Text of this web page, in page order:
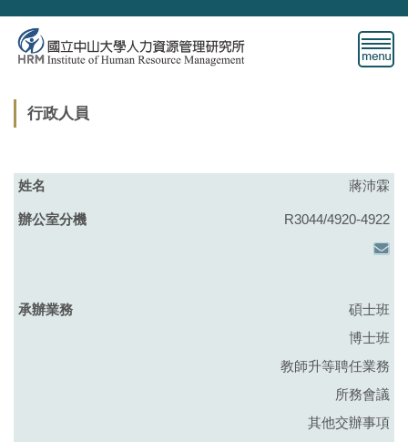
跳
到
主
行政人員
蔣沛霖
R3044/4920-4922
碩士班
博士班
教師升等聘任業務
所務會議
其他交辦事項